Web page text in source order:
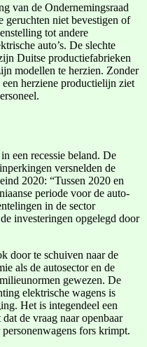
van de Ondernemingsraad
geruchten niet bevestigen of
tot andere
auto’s. De slechte
Duitse productiefabrieken
modellen te herzien. Zonder
herziene productielijn ziet
een recessie beland. De
versnelden de
2020: “Tussen 2020 en
periode voor de auto-
in de sector
investeringen opgelegd door
door te schuiven naar de
als de autosector en de
gewezen. De
elektrische wagens is
Het is integendeel een
de vraag naar openbaar
fors krimpt.